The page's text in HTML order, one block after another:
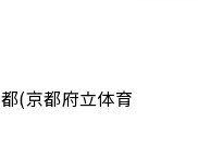
(京都府立体育